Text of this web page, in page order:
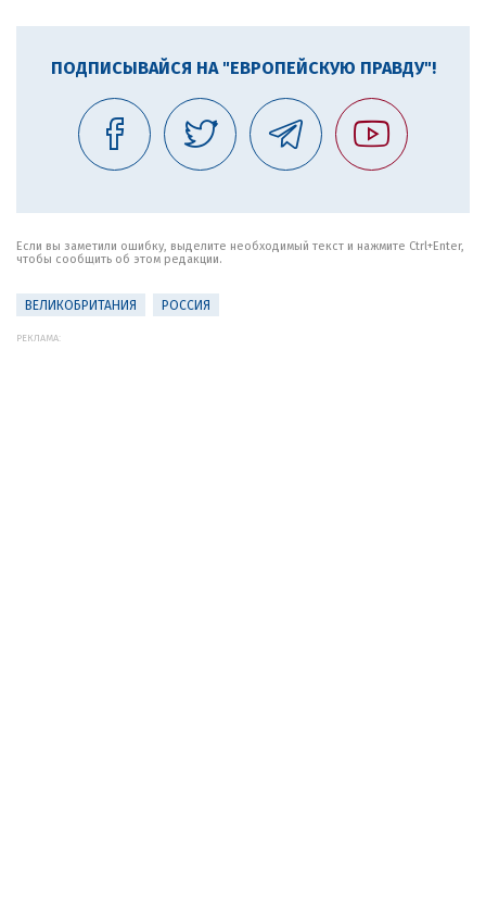
ПОДПИСЫВАЙСЯ НА "ЕВРОПЕЙСКУЮ ПРАВДУ"!
Если вы заметили ошибку, выделите необходимый текст и нажмите Ctrl+Enter,
чтобы сообщить об этом редакции.
ВЕЛИКОБРИТАНИЯ РОССИЯ
РЕКЛАМА: